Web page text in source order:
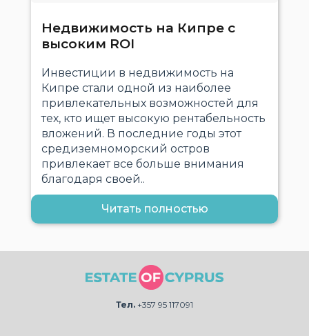
Недвижимость на Кипре с
высоким ROI
Инвестиции в недвижимость на
Кипре стали одной из наиболее
привлекательных возможностей для
тех, кто ищет высокую рентабельность
вложений. В последние годы этот
средиземноморский остров
привлекает все больше внимания
благодаря своей..
Читать полностью
Тел. +357 95 117091